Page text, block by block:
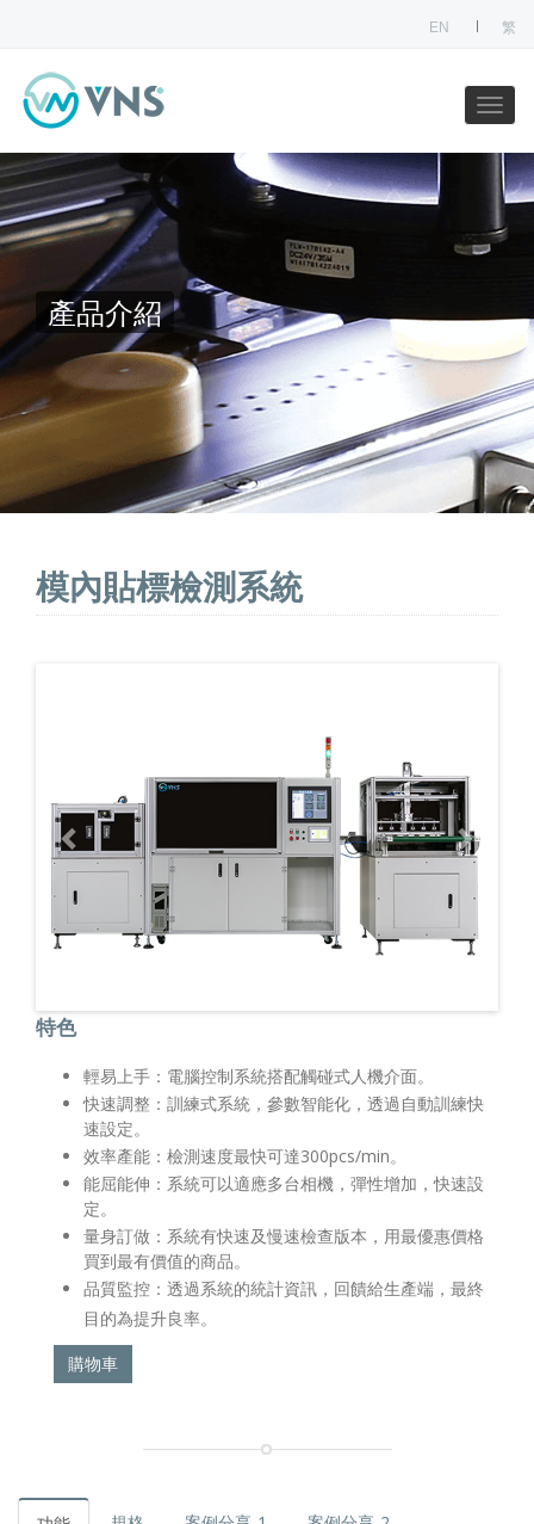
EN 繁
產品介紹
模內貼標檢測系統
特色
輕易上手：電腦控制系統搭配觸碰式人機介面。
快速調整：訓練式系統，參數智能化，透過自動訓練快
速設定。
效率產能：檢測速度最快可達300pcs/min。
能屈能伸：系統可以適應多台相機，彈性增加，快速設
定。
量身訂做：系統有快速及慢速檢查版本，用最優惠價格
買到最有價值的商品。
品質監控：透過系統的統計資訊，回饋給生產端，最終
目的為提升良率。
購物車